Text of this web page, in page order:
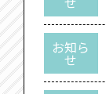
お知ら
せ